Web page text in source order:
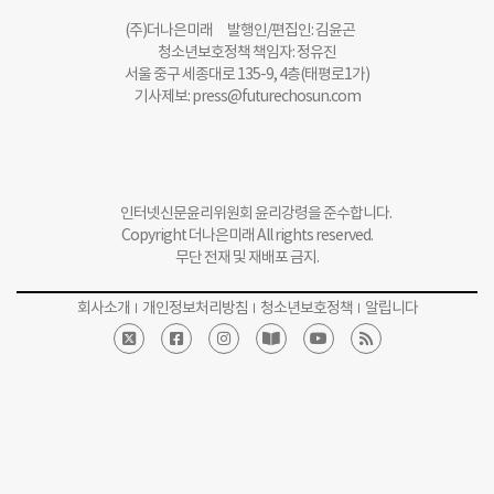
(주)더나은미래 발행인/편집인: 김윤곤
청소년보호정책 책임자: 정유진
서울 중구 세종대로 135-9, 4층(태평로1가)
기사제보:press@futurechosun.com
회사소개 개인정보처리방침 청소년보호정책 알립니다